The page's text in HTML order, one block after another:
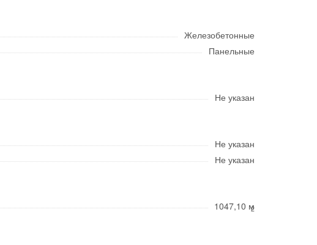
Железобетонные
Панельные
Не указан
Не указан
Не указан
1047,10 м
2